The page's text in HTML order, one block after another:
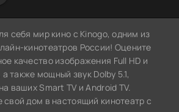
себя мир кино с Kinogo, одним из
кинотеатров России! Оцените
качество изображения Full HD и
а также мощный звук Dolby 5.1,
ваших Smart TV и Android TV.
свой дом в настоящий кинотеатр с